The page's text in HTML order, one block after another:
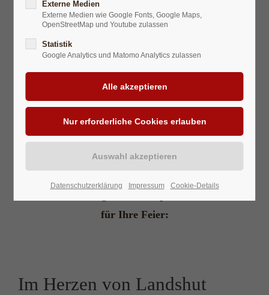
Mitarbeiten Landshut e.V.
Feiern im Café am Isartürl
für Ihre Feier:
Im Herzen von Landshut
Externe Medien
Externe Medien wie Google Fonts, Google Maps,
OpenStreetMap und Youtube zulassen
Statistik
Google Analytics und Matomo Analytics zulassen
Datenschutzerklärung Impressum Cookie-Details